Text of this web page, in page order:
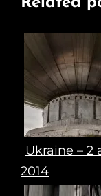
Ukraine – 2
2014